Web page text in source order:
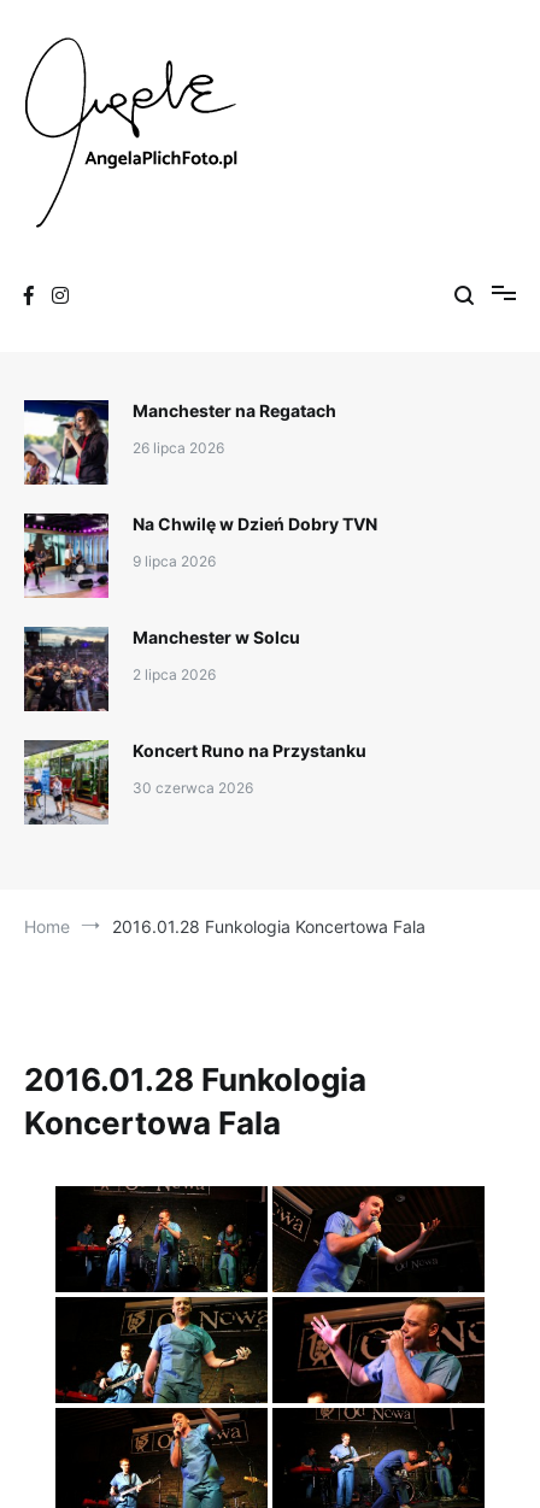
content
Manchester na Regatach
26 lipca 2026
Na Chwilę w Dzień Dobry TVN
9 lipca 2026
Manchester w Solcu
2 lipca 2026
Koncert Runo na Przystanku
30 czerwca 2026
Home 2016.01.28 Funkologia Koncertowa Fala
2016.01.28 Funkologia
Koncertowa Fala